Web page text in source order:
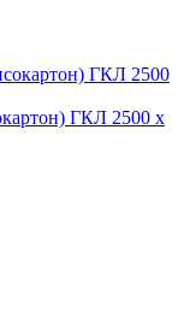
ГКЛ 2500 x